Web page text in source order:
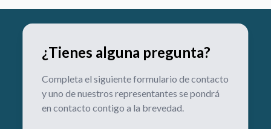
¿Tienes alguna pregunta?
Completa el siguiente formulario de contacto
y uno de nuestros representantes se pondrá
en contacto contigo a la brevedad.